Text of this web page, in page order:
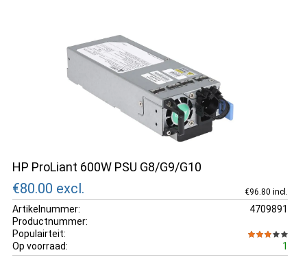
HP ProLiant 600W PSU G8/G9/G10
€80.00 excl. €96.80 incl.
Artikelnummer:
4709891
Productnummer:
Populairteit:
Op voorraad:
1